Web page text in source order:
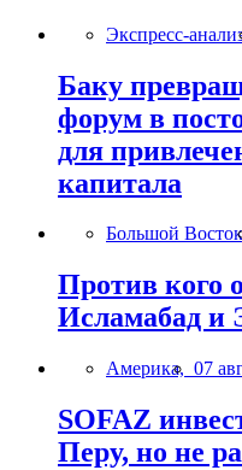
Экспресс-
Баку
форум в
для
капитала
Большой
Против кого
Исламабад и
Америка, 07
SOFAZ
Перу, но не